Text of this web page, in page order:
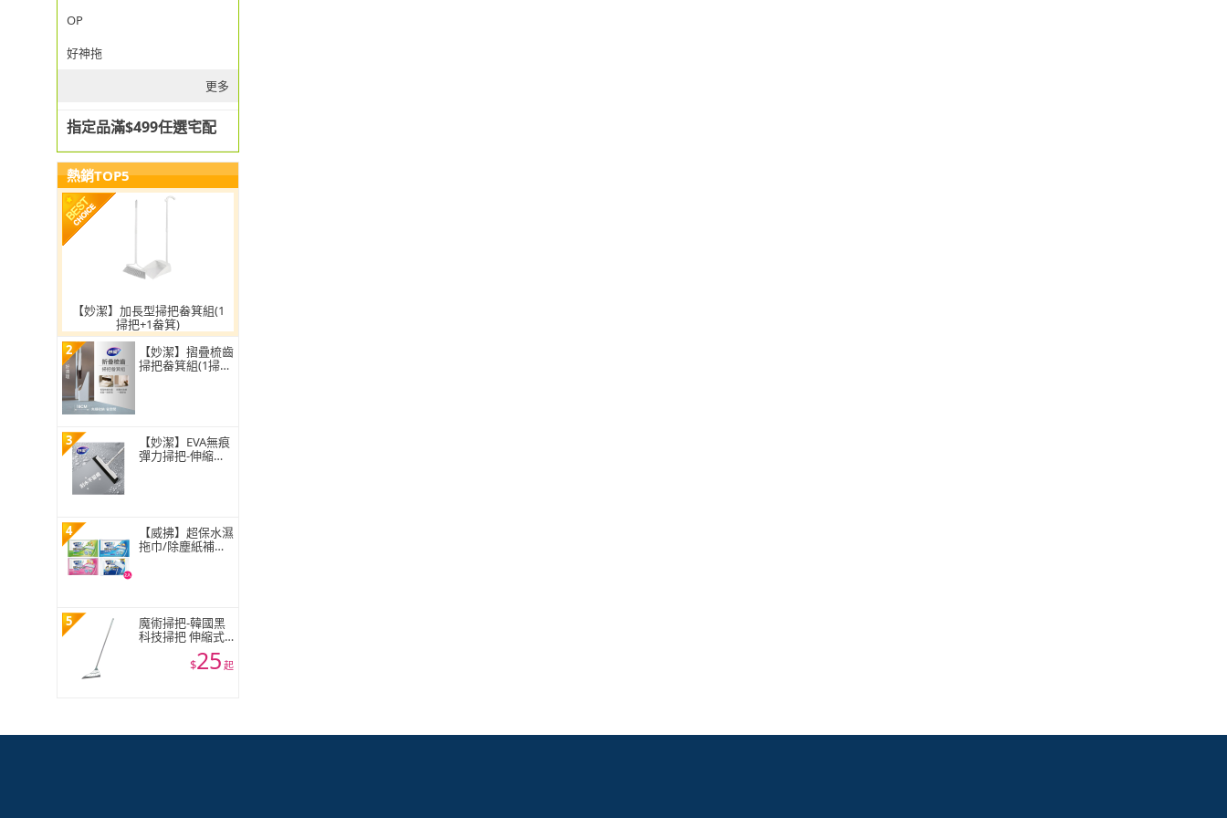
OP
好神拖
更多
指定品滿$499任選宅配
熱銷TOP5
【妙潔】加長型掃把畚箕組(1
掃把+1畚箕)
2
【妙潔】摺疊梳齒
掃把畚箕組(1掃把
3
【妙潔】EVA無痕
彈力掃把-伸縮款
4
【威拂】超保水濕
拖巾/除塵紙補充
5
魔術掃把-韓國黑
科技掃把 伸縮式
刮地拖把 刮水器
窗戶玻璃刮刀 地
$25 起